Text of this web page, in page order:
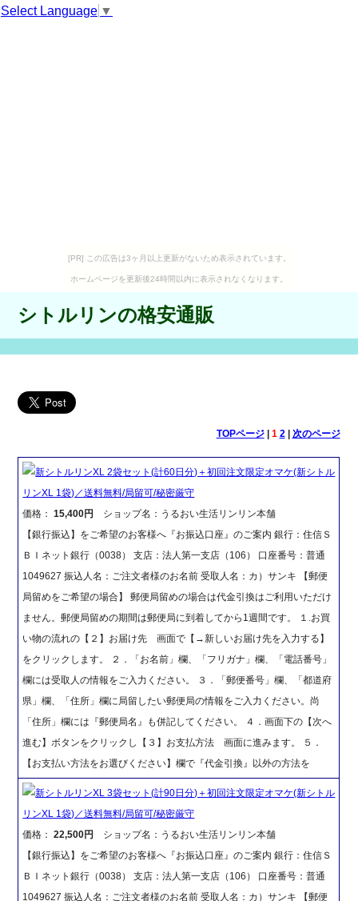
Select Language ▼
[PR] この広告は3ヶ月以上更新がないため表示されています。
ホームページを更新後24時間以内に表示されなくなります。
シトルリンの格安通販
TOPページ| 1 2| 次のページ
新シトルリンXL 2袋セット(計60日分)＋初回注文限定オマケ(新シトル
リンXL 1袋)／送料無料/局留可/秘密厳守
価格：15,400円
ショップ名：うるおい生活リンリン本舗
【銀行振込】をご希望のお客様へ『お振込口座』のご案内 銀行：住信Ｓ
ＢＩネット銀行（0038） 支店：法人第一支店（106） 口座番号：普通
1049627 振込人名：ご注文者様のお名前 受取人名：カ）サンキ 【郵便
局留めをご希望の場合】 郵便局留めの場合は代金引換はご利用いただけ
ません。郵便局留めの期間は郵便局に到着してから1週間です。 １.お買
い物の流れの【２】お届け先 画面で【→新しいお届け先を入力する】
をクリックします。 ２．「お名前」欄、「フリガナ」欄、「電話番号」
欄には受取人の情報をご入力ください。 ３．「郵便番号」欄、「都道府
県」欄、「住所」欄に局留したい郵便局の情報をご入力ください。尚
「住所」欄には『郵便局名』も併記してください。 ４．画面下の【次へ
進む】ボタンをクリックし【３】お支払方法 画面に進みます。 ５．
【お支払い方法をお選びください】欄で『代金引換』以外の方法を
新シトルリンXL 3袋セット(計90日分)＋初回注文限定オマケ(新シトル
リンXL 1袋)／送料無料/局留可/秘密厳守
価格：22,500円
ショップ名：うるおい生活リンリン本舗
【銀行振込】をご希望のお客様へ『お振込口座』のご案内 銀行：住信Ｓ
ＢＩネット銀行（0038） 支店：法人第一支店（106） 口座番号：普通
1049627 振込人名：ご注文者様のお名前 受取人名：カ）サンキ 【郵便